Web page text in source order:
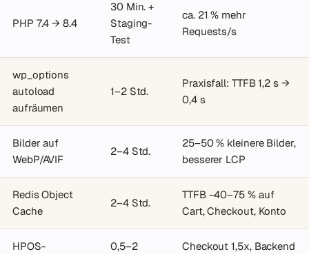
PHP 7.4 → 8.4
30 Min. +
Staging-
Test
ca. 21 % mehr
Requests/s
wp_options
autoload
aufräumen
1–2 Std.
Praxisfall: TTFB 1,2 s →
0,4 s
Bilder auf
WebP/AVIF
2–4 Std.
25–50 % kleinere Bilder,
besserer LCP
Redis Object
Cache
2–4 Std.
TTFB −40–75 % auf
Cart, Checkout, Konto
HPOS-
0,5–2
Checkout 1,5x, Backend